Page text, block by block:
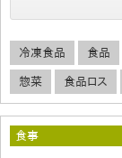
冷凍食品 食品
惣菜 食品ロス
食事